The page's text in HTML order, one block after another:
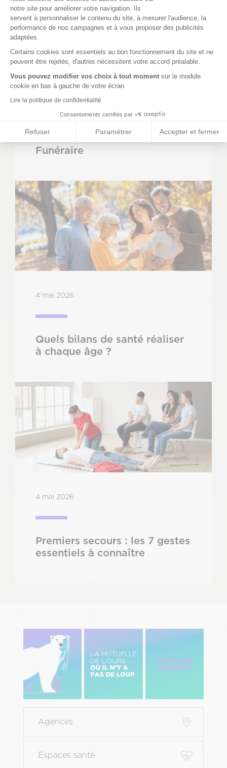
notre site pour améliorer votre navigation. Ils
servent à personnaliser le contenu du site, à mesurer l'audience, la
performance de nos campagnes et à vous proposer des publicités
adaptées.
Certains cookies sont essentiels au bon fonctionnement du site et ne
peuvent être rejetés, d'autres nécessitent votre accord préalable.
Vous pouvez modifier vos choix à tout moment sur le module
cookie en bas à gauche de votre écran.
Lire la politique de confidentialité
Consentements certifiés par
Refuser Paramétrer Accepter et fermer
La Mutuelle Prévifrance lance
Funéraire
4 mai 2026
Quels bilans de santé réaliser
à chaque âge ?
4 mai 2026
Premiers secours : les 7 gestes
essentiels à connaître
gauche
Pied
page
principal
Agences
Espaces santé